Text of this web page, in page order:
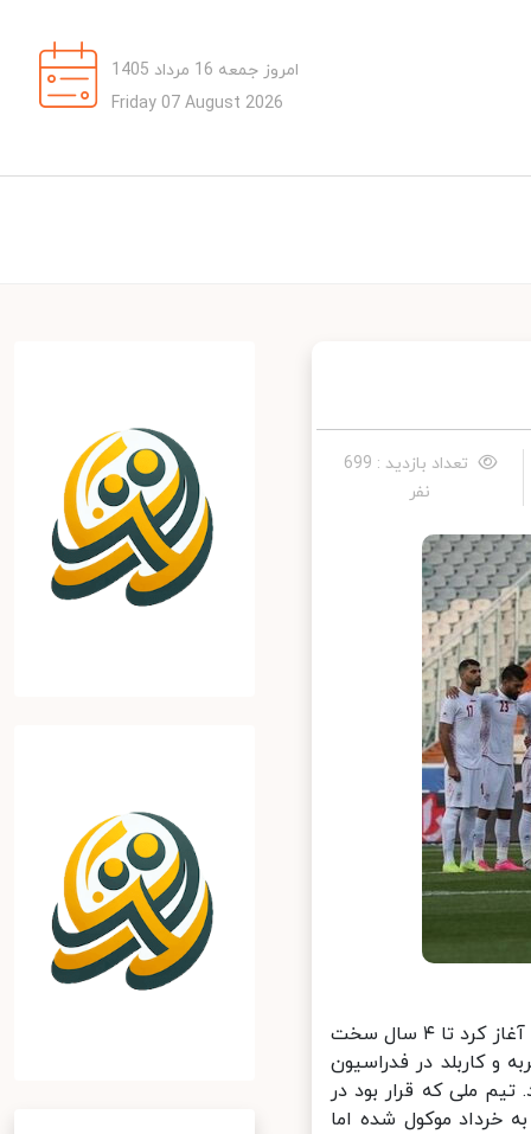
امروز جمعه 16 مرداد 1405
Friday 07 August 2026
تعداد بازدید : 699
نفر
خبرآنلاین: شهاب عزیزی خادم از شنبه کار رسمی اش را در فدراسیون فوتبال آغاز کرد تا ۴ سال سخت
و کاربلد در فدراسیون
ملی که قرار بود در
خرداد موکول شده اما